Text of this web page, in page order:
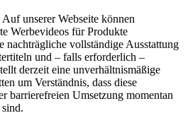
Auf unserer Webseite können
Werbevideos für Produkte
nachträgliche vollständige Ausstattung
und – falls erforderlich –
derzeit eine unverhältnismäßige
um Verständnis, dass diese
barrierefreien Umsetzung momentan